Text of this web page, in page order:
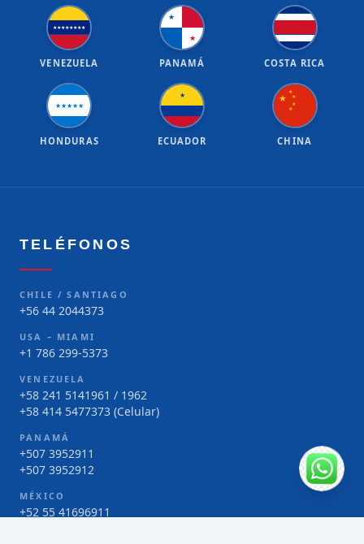
★★★★★★★★
VENEZUELA
★
★
PANAMÁ COSTA RICA
★★★★★
HONDURAS
★
ECUADOR
★
★
★
★
★
CHINA
TELÉFONOS
CHILE / SANTIAGO
+56 44 2044373
USA – MIAMI
+1 786 299-5373
VENEZUELA
+58 241 5141961 / 1962
+58 414 5477373 (Celular)
PANAMÁ
+507 3952911
+507 3952912
MÉXICO
+52 55 41696911